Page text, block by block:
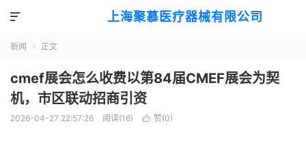
上海聚慕医疗器械有限公司

新闻  正文
cmef展会怎么收费以第84届CMEF展会为契
机，市区联动招商引资
2026-04-27 22:57:26 阅读(16)  赞(0)